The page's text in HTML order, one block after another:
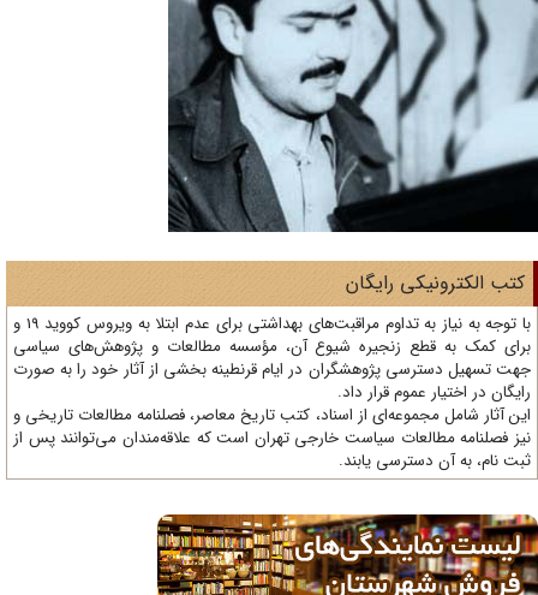
الکترونیکی رایگان
با توجه به نیاز به تداوم مراقبت‌های بهداشتی برای عدم ابتلا به ویروس کووید 19 و
کمک به قطع زنجیره شیوع آن، مؤسسه مطالعات و پژوهش‌های سیاسی
تسهیل دسترسی پژوهشگران در ایام قرنطینه بخشی از آثار خود را به صورت
در اختیار عموم قرار داد.
آثار شامل مجموعه‌ای از اسناد، کتب تاریخ معاصر، فصلنامه‌ مطالعات تاریخی و
فصلنامه مطالعات سیاست خارجی تهران است که علاقه‌مندان می‌توانند پس از
نام، به آن دسترسی یابند.